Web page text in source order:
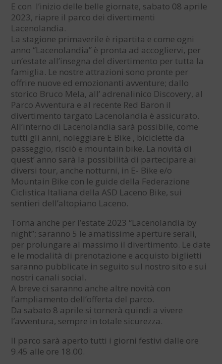
E con l’inizio delle belle giornate, sabato 08 aprile
2023, riapre il parco dei divertimenti
Lacenolandia.
La stagione primaverile è ripartita e come ogni
anno “Lacenolandia” è pronta ad accogliervi, per
un’estate all’insegna del divertimento per tutta la
famiglia. Le nostre attrazioni sono pronte per
offrire nuove ed emozionanti avventure; dallo
storico Bruco Mela, all’ adrenalinico Discovery, al
Parco Avventura e al recente Red Baron il
divertimento targato Lacenolandia è assicurato.
All’interno di Lacenolandia sarà possibile, come
tutti gli anni, noleggiare E Bike , biciclette da
passeggio, risciò e mountain bike. La novità di
quest’ anno sarà la possibilità di partecipare ai
diversi tour, anche notturni, in E- Bike e/o
Mountain Bike con le guide della Federazione
Ciclistica Italiana della ASD Laceno Bike, sui
sentieri dell’altopiano Laceno.
Torna anche per l’estate 2023 “Lacenolandia by
night”; saranno 5 le amatissime aperture serali,
per prolungare al massimo il divertimento. Le date
e le modalità di prenotazione e acquisto biglietti
saranno pubblicate in seguito sul nostro sito e sui
nostri canali social.
A breve ci saranno anche altre novità con
l’ampliamento dell’offerta del parco.
Da sabato 8 aprile si tornerà quindi a vivere
l’avventura, sempre in totale sicurezza.
Il parco sarà aperto tutti i giorni festivi dalle ore
9.45 alle ore 18.00.